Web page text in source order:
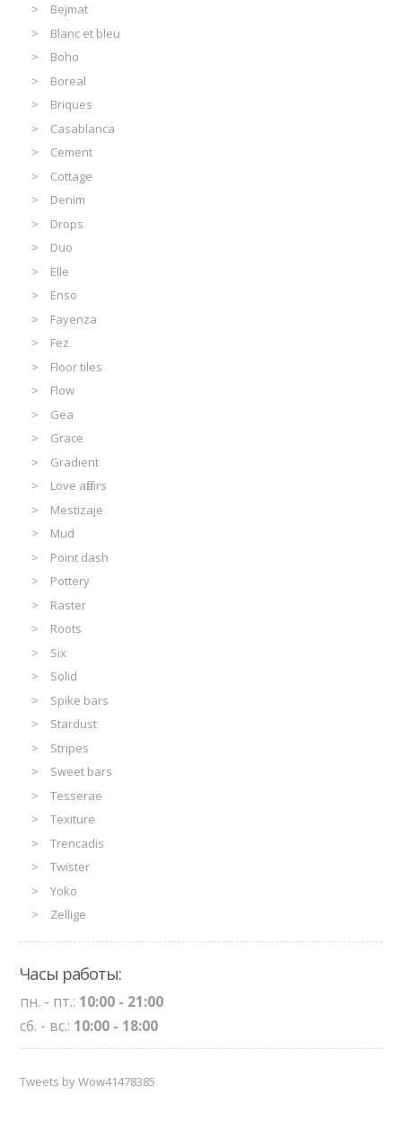
Bejmat
Blanc et bleu
Boho
Boreal
Briques
Casablanca
Cement
Cottage
Denim
Drops
Duo
Elle
Enso
Fayenza
Fez
Floor tiles
Flow
Gea
Grace
Gradient
Love affairs
Mestizaje
Mud
Point dash
Pottery
Raster
Roots
Six
Solid
Spike bars
Stardust
Stripes
Sweet bars
Tesserae
Texiture
Trencadis
Twister
Yoko
Zellige
Часы работы:
пн. - пт.: 10:00 - 21:00
сб. - вс.: 10:00 - 18:00
Tweets by Wow41478385